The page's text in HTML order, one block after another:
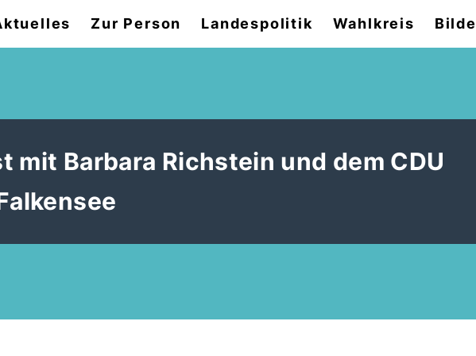
Zur Person Landespolitik Wahlkreis
mit Barbara Richstein und dem CDU